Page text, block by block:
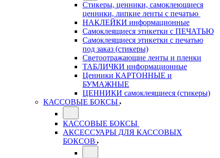
Стикеры, ценники, самоклеющиеся
ценники, липкие ленты с печатью
НАКЛЕЙКИ информационные
Самоклеящиеся этикетки с ПЕЧАТЬЮ
Самоклеящиеся этикетки с печатью
под заказ (стикеры)
Светоотражающие ленты и пленки
ТАБЛИЧКИ информационные
Ценники КАРТОННЫЕ и
БУМАЖНЫЕ
ЦЕННИКИ самоклеящиеся (стикеры)
КАССОВЫЕ БОКСЫ
КАССОВЫЕ БОКСЫ
АКСЕССУАРЫ ДЛЯ КАССОВЫХ
БОКСОВ